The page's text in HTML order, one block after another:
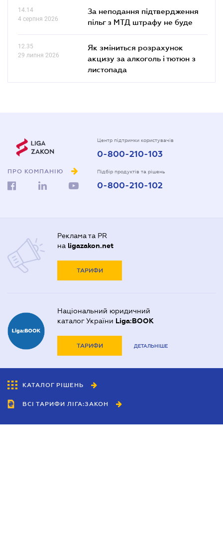
14.14
4 серпня 2026
За неподання підтвердження
пільг з МТД штрафу не буде
12.35
29 липня 2026
Як зміниться розрахунок
акцизу за алкоголь і тютюн з
листопада
ПРО КОМПАНІЮ
Центр підтримки користувачів
0-800-210-103
Підбір продуктів та рішень
0-800-210-102
Реклама та PR
на ligazakon.net
ТАРИФИ
Національний юридичний
каталог України Liga:BOOK
ТАРИФИ ДЕТАЛЬНІШЕ
КАТАЛОГ РІШЕНЬ
ВСІ ТАРИФИ ЛІГА:ЗАКОН